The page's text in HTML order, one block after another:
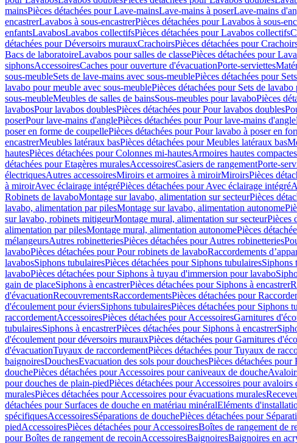
mainsPièces détachées pour Lave-mainsLave-mains à poserLave-mains
encastrerLavabos à sous-encastrerPièces détachées pour Lavabos à sous-
enfantsLavabosLavabos collectifsPièces détachées pour Lavabos collectifs
détachées pour Déversoirs murauxCrachoirsPièces détachées pour
Bacs de laboratoireLavabos pour salles de classePièces détachées pour
siphonsAccessoiresCaches pour ouverture d'évacuationPorte-serviettes
sous-meubleSets de lave-mains avec sous-meublePièces détachées pour
lavabo pour meuble avec sous-meublePièces détachées pour Sets de
sous-meubleMeubles de salles de bainsSous-meubles pour lavaboPièces
lavabosPour lavabos doublesPièces détachées pour Pour lavabos doubles
poserPour lave-mains d'anglePièces détachées pour Pour lave-mains d'angle
poser en forme de coupellePièces détachées pour Pour lavabo à poser en
encastrerMeubles latéraux basPièces détachées pour Meubles latéraux bas
hautesPièces détachées pour Colonnes mi-hautesArmoires hautes compactes
détachées pour Etagères muralesAccessoiresCasiers de rangementPorte-
électriquesAutres accessoiresMiroirs et armoires à miroirMiroirsPièces
à miroirAvec éclairage intégréPièces détachées pour Avec éclairage intégré
Robinets de lavaboMontage sur lavabo, alimentation sur secteurPièces
lavabo, alimentation par pilesMontage sur lavabo, alimentation autonome
sur lavabo, robinets mitigeurMontage mural, alimentation sur secteurPièces
alimentation par pilesMontage mural, alimentation autonomePièces
mélangeursAutres robinetteriesPièces détachées pour Autres robinetteries
lavaboPièces détachées pour Pour robinets de lavaboRaccordements
lavabosSiphons tubulairesPièces détachées pour Siphons tubulairesSiphons
lavaboPièces détachées pour Siphons à tuyau d'immersion pour lavabo
gain de placeSiphons à encastrerPièces détachées pour Siphons à encastrer
d'évacuationRecouvrementsRaccordementsPièces détachées pour
d'écoulement pour éviersSiphons tubulairesPièces détachées pour Siphons
raccordementAccessoiresPièces détachées pour AccessoiresGarnitures
tubulairesSiphons à encastrerPièces détachées pour Siphons à encastrer
d'écoulement pour déversoirs murauxPièces détachées pour Garnitures
d'évacuationTuyaux de raccordementPièces détachées pour Tuyaux de
baignoiresDouchesEvacuation des sols pour douchesPièces détachées
douchePièces détachées pour Accessoires pour caniveaux de douche
pour douches de plain-piedPièces détachées pour Accessoires pour
muralesPièces détachées pour Accessoires pour évacuations murales
détachées pour Surfaces de douche en matériau minéralEléments
spécifiquesAccessoiresSéparations de douchePièces détachées pour
piedAccessoiresPièces détachées pour AccessoiresBoîtes de rangement de
pour Boîtes de rangement de recoinAccessoiresBaignoiresBaignoires en